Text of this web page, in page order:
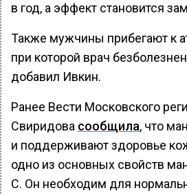
в год, а эффект становится
Также мужчины прибегают к
при которой врач
добавил Ивкин.
Ранее Вести Московского
Свиридова сообщила, что
и поддерживают здоровье
одно из основных свойств
C. Он необходим для